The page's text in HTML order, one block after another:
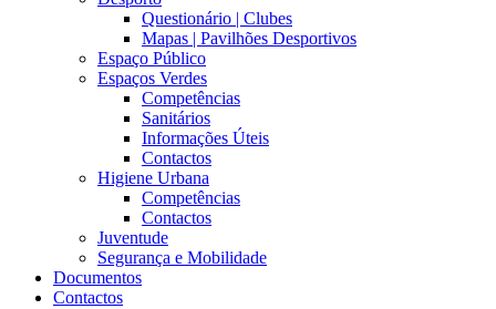
Questionário | Clubes
Mapas | Pavilhões Desportivos
Espaço Público
Espaços Verdes
Competências
Sanitários
Informações Úteis
Contactos
Higiene Urbana
Competências
Contactos
Juventude
Segurança e Mobilidade
Documentos
Contactos